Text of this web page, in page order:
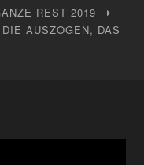
REST 2019
AUSZOGEN, DAS